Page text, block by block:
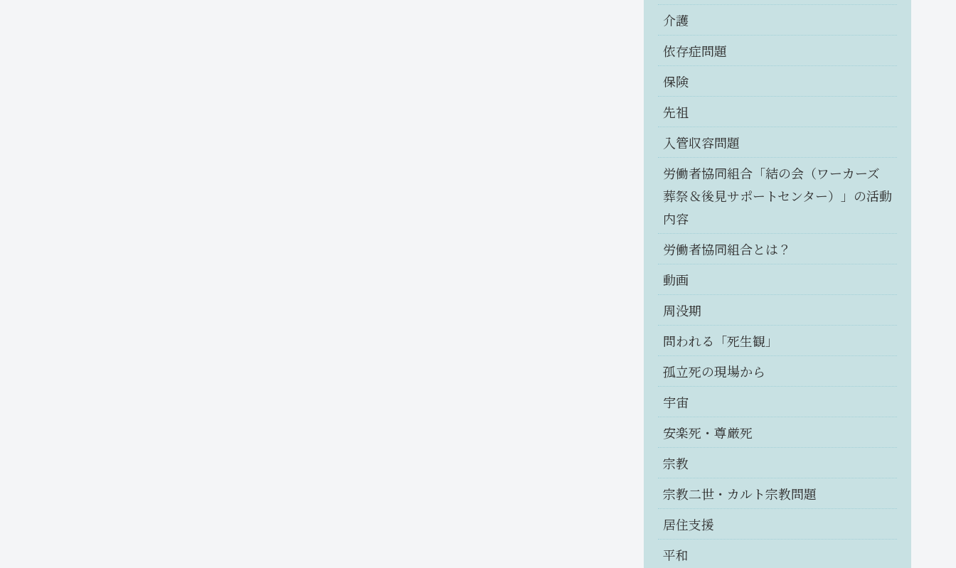
介護
依存症問題
保険
先祖
入管収容問題
労働者協同組合「結の会（ワーカーズ
葬祭＆後見サポートセンター）」の活動
内容
労働者協同組合とは？
動画
周没期
問われる「死生観」
孤立死の現場から
宇宙
安楽死・尊厳死
宗教
宗教二世・カルト宗教問題
居住支援
平和